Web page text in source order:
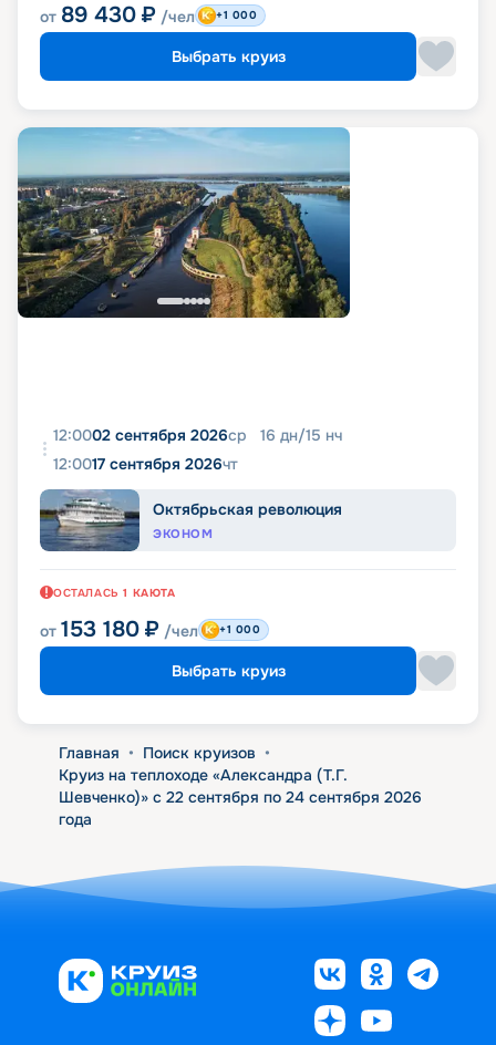
от 89 430 ₽ /чел +1 000
Выбрать круиз
12:0002 сентября 2026ср 16 дн/15 нч
12:0017 сентября 2026чт
Октябрьская революция
ЭКОНОМ
ОСТАЛАСЬ 1 КАЮТА
от 153 180 ₽ /чел +1 000
Выбрать круиз
Главная • Поиск круизов •
Круиз на теплоходе «Александра (Т.Г.
Шевченко)» с 22 сентября по 24 сентября 2026
года